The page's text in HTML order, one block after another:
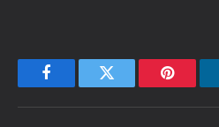
FacebookTwitter